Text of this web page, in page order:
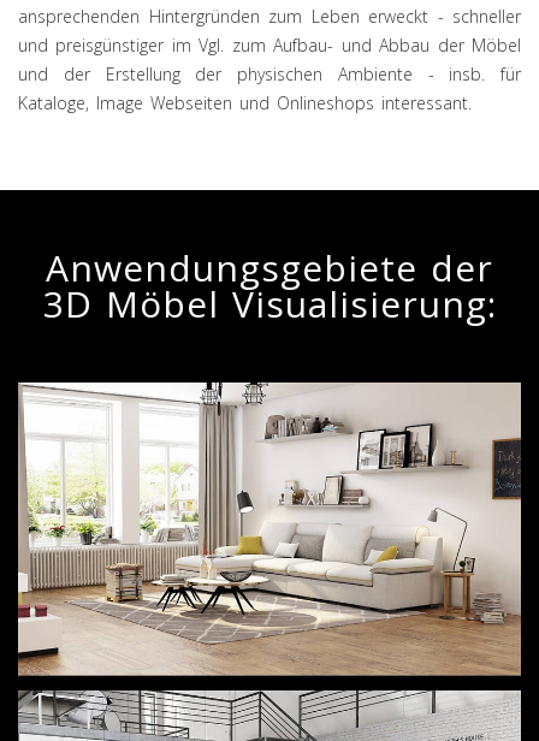
ansprechenden Hintergründen zum Leben erweckt - schneller
und preisgünstiger im Vgl. zum Aufbau- und Abbau der Möbel
und der Erstellung der physischen Ambiente - insb. für
Kataloge, Image Webseiten und Onlineshops interessant.
Anwendungsgebiete der
3D Möbel Visualisierung: